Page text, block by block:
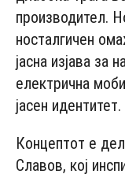
производител.
носталгичен
јасна изјава за
електрична
јасен идентитет.
Концептот е
Славов, кој